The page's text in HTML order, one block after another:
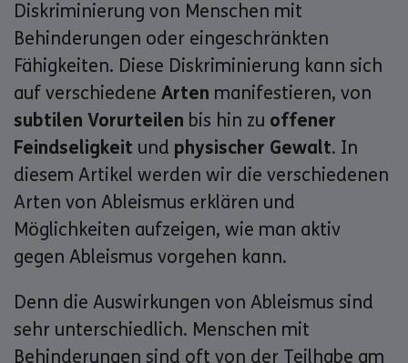
Diskriminierung von Menschen mit
Behinderungen oder eingeschränkten
Fähigkeiten. Diese Diskriminierung kann sich
auf verschiedene Arten manifestieren, von
subtilen Vorurteilen bis hin zu offener
Feindseligkeit und physischer Gewalt. In
diesem Artikel werden wir die verschiedenen
Arten von Ableismus erklären und
Möglichkeiten aufzeigen, wie man aktiv
gegen Ableismus vorgehen kann.
Denn die Auswirkungen von Ableismus sind
sehr unterschiedlich. Menschen mit
Behinderungen sind oft von der Teilhabe am